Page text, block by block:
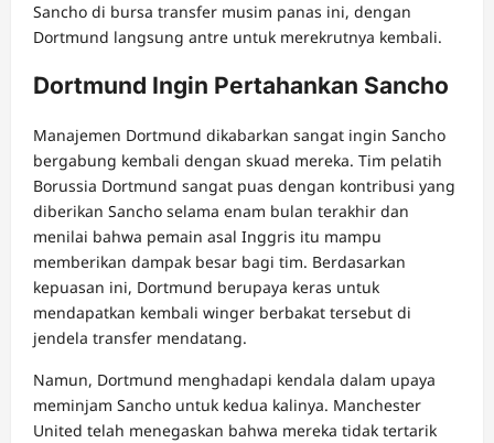
Sancho di bursa transfer musim panas ini, dengan
Dortmund langsung antre untuk merekrutnya kembali.
Dortmund Ingin Pertahankan Sancho
Manajemen Dortmund dikabarkan sangat ingin Sancho
bergabung kembali dengan skuad mereka. Tim pelatih
Borussia Dortmund sangat puas dengan kontribusi yang
diberikan Sancho selama enam bulan terakhir dan
menilai bahwa pemain asal Inggris itu mampu
memberikan dampak besar bagi tim. Berdasarkan
kepuasan ini, Dortmund berupaya keras untuk
mendapatkan kembali winger berbakat tersebut di
jendela transfer mendatang.
Namun, Dortmund menghadapi kendala dalam upaya
meminjam Sancho untuk kedua kalinya. Manchester
United telah menegaskan bahwa mereka tidak tertarik